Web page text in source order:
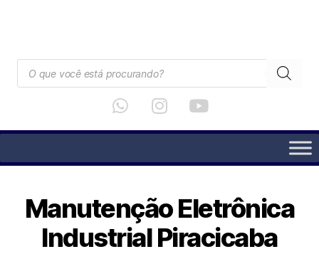
Manutenção Eletrônica
Industrial Piracicaba